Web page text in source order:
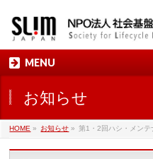
MENU
お知らせ
HOME » お知らせ » 第1・2回ハシ・メン